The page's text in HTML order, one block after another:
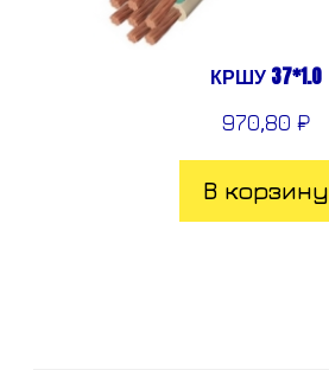
КРШУ 37*1.0
970,80 ₽
В корзину